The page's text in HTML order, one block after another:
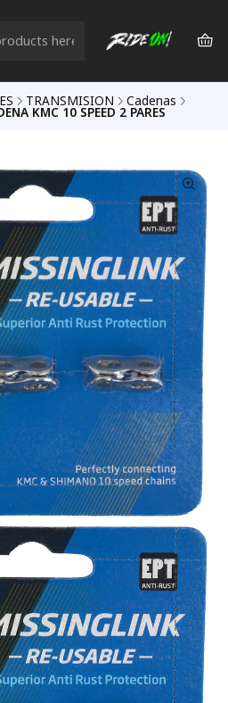
TRANSMISION Cadenas
KMC 10 SPEED 2 PARES